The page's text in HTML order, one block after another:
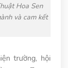
Hoa Sen
và cam kết
trường, hội